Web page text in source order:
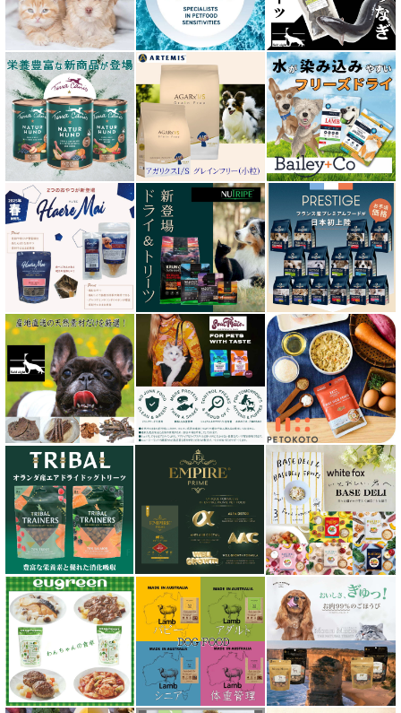
エーにゃん Anyan 猫用おやつ
エクイリブリア EQUILIBRIA
エンパイア EMPIRE
オージー ラム プラス Aussie Lamb Plus
カントリーロード Country Roads
キアオラ kiaora
キャノフィラ
グリーンフィッシュ GreenFish
ケリーアンドコー Kelly＆Co’s
サンデーペッツ Sunday Pets
サンユー研究所
シェフ SHEF
シグネチャー７（Signature7）正規輸入品
シシア Schesir
獣医さん推奨シリーズ
シルクフル SILKFULL
ジーランディア Zealandia
スマイリー Smiley